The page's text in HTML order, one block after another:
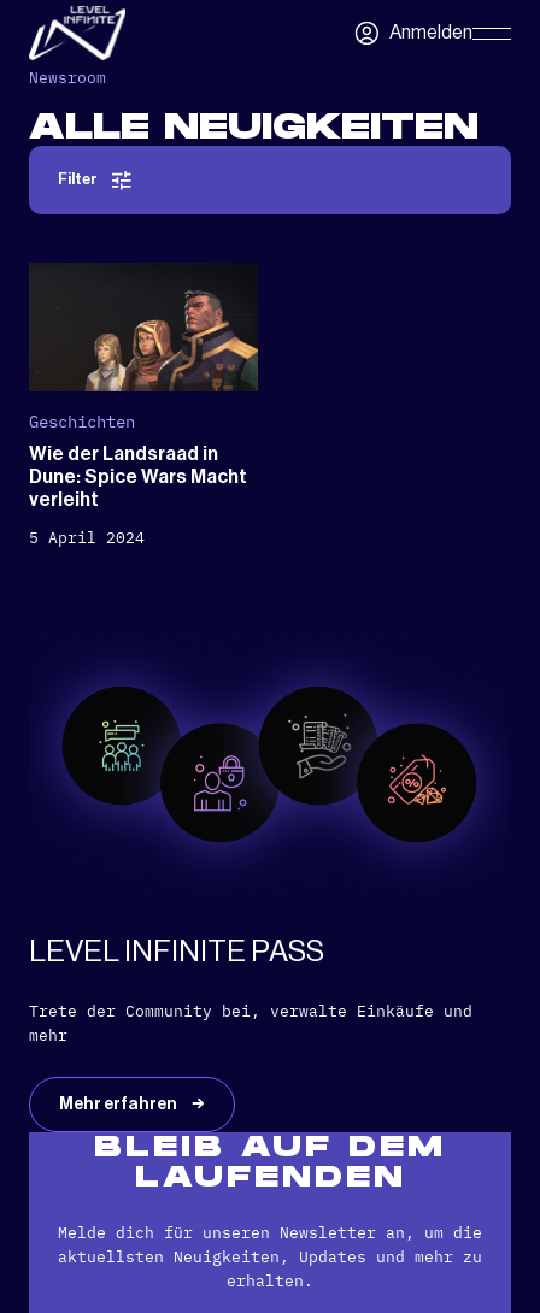
Zum Hauptinhalt springen
AnmeldenSkip
Newsroom
ALLE NEUIGKEITEN
Filter
Geschichten
Wie der Landsraad in
Dune: Spice Wars Macht
verleiht
5 April 2024
LEVEL INFINITE PASS
Trete der Community bei, verwalte Einkäufe und
mehr
Mehr erfahren
BLEIB AUF DEM
LAUFENDEN
Melde dich für unseren Newsletter an, um die
aktuellsten Neuigkeiten, Updates und mehr zu
erhalten.